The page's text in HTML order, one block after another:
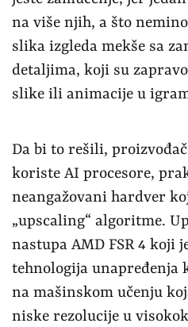
na više njih, a što
slika izgleda mekše sa
detaljima, koji su
slike ili animacije u
Da bi to rešili,
koriste AI procesore,
neangažovani hardver
„upscaling“ algoritme.
nastupa AMD FSR 4 koji
tehnologija unapređenja
na mašinskom učenju
niske rezolucije u